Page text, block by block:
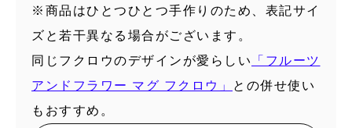
※商品はひとつひとつ手作りのため、表記サイ
ズと若干異なる場合がございます。
同じフクロウのデザインが愛らしい
「フルーツ
アンドフラワー マグ フクロウ」
との併せ使い
もおすすめ。